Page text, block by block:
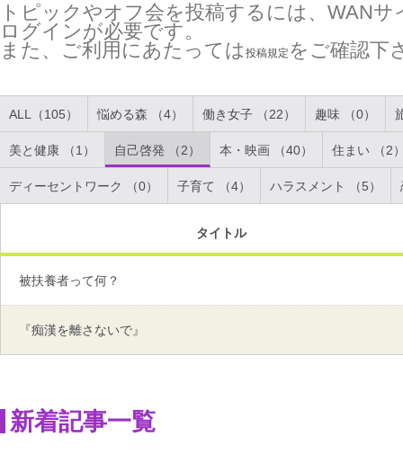
トピックやオフ会を投稿するには、WAN
ログインが必要です。
また、ご利用にあたっては 投稿規定 をご確認下
ALL（105） 悩める森 （4） 働き女子 （22） 趣味 （0）
美と健康 （1） 自己啓発 （2） 本・映画 （40） 住まい （2
ディーセントワーク （0） 子育て （4） ハラスメント （5）
タイトル
被扶養者って何？
『痴漢を離さないで』
新着記事一覧